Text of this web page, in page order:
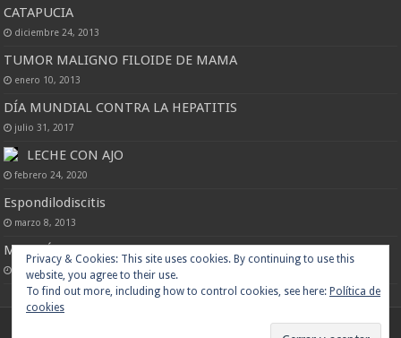
CATAPUCIA
diciembre 24, 2013
TUMOR MALIGNO FILOIDE DE MAMA
enero 10, 2013
DÍA MUNDIAL CONTRA LA HEPATITIS
julio 31, 2017
LECHE CON AJO
febrero 24, 2020
Espondilodiscitis
marzo 8, 2013
MIJO FÁCIL
marzo 25, 2013